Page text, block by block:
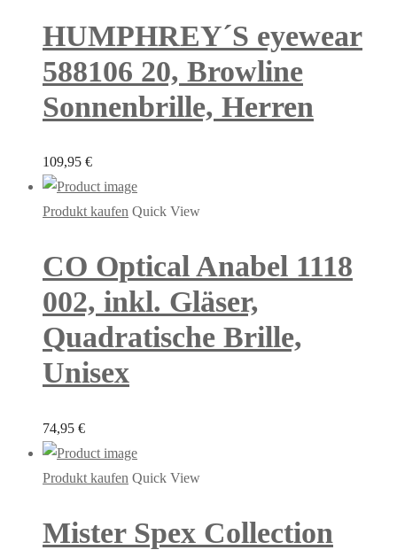
HUMPHREY´S eyewear
588106 20, Browline
Sonnenbrille, Herren
109,95 €
Produkt kaufen Quick View
CO Optical Anabel 1118
002, inkl. Gläser,
Quadratische Brille,
Unisex
74,95 €
Produkt kaufen Quick View
Mister Spex Collection